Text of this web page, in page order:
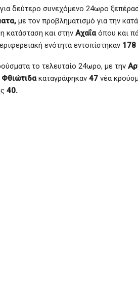
δεύτερο συνεχόμενο 24ωρο
με τον προβληματισμό για την
κατάσταση και στην Αχαΐαόπου και
ενότητα εντοπίστηκαν 178
το τελευταίο 24ωρο, με την
Φθιώτιδακαταγράφηκαν 47 νέα
40.